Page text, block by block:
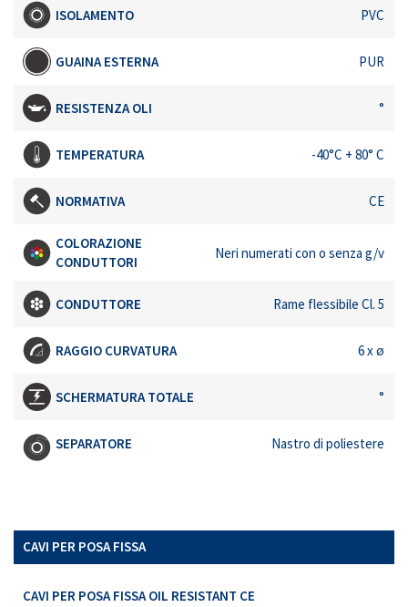
ISOLAMENTO PVC
GUAINA ESTERNA PUR
RESISTENZA OLI °
TEMPERATURA -40°C + 80° C
NORMATIVA CE
COLORAZIONE
CONDUTTORI
Neri numerati con o senza g/v
CONDUTTORE Rame flessibile Cl. 5
RAGGIO CURVATURA 6 x ø
SCHERMATURA TOTALE °
SEPARATORE Nastro di poliestere
CAVI PER POSA FISSA
CAVI PER POSA FISSA OIL RESISTANT CE